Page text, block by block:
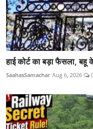
हाई कोर्ट का बड़ा फैसला, बहू
SaahasSamachar Aug 6, 2026